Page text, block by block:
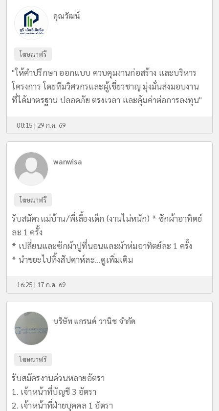
คุณวัฒน์
โฆษณาฟรี
"ให้คำปรึกษา ออกแบบ ควบคุมงานก่อสร้าง และบริหาร
โครงการ โดยทีมวิศวกรและผู้เชี่ยวชาญ มุ่งมั่นส่งมอบงาน
ที่ได้มาตรฐาน ปลอดภัย ตรงเวลา และคุ้มค่าต่อการลงทุน"
08:15 | 29 ก.ค. 69
wanwisa
โฆษณาฟรี
รับสมัครแม่บ้าน/พี่เลี้ยงเด็ก (งานไม่หนัก) * ซักผ้าอาทิตย์
ละ 1 ครั้ง
* เปลี่ยนและซักผ้าปูที่นอนและผ้าห่มอาทิตย์ละ 1 ครั้ง
* นำขยะไปทิ้งสัปดาห์ละ...ดูเพิ่มเติม
16:25 | 17 ก.ค. 69
บริษัท แกรนด์ วานิช จำกัด
โฆษณาฟรี
รับสมัครงานด่วนหลายอัตรา
1. เจ้าหน้าที่บัญชี 3 อัตรา
2. เจ้าหน้าที่ฝ่ายบุคคล 1 อัตรา